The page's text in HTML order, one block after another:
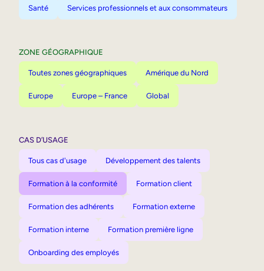
Santé Services professionnels et aux consommateurs
ZONE GÉOGRAPHIQUE
Toutes zones géographiques Amérique du Nord
Europe Europe – France Global
CAS D’USAGE
Tous cas d'usage Développement des talents
Formation à la conformité Formation client
Formation des adhérents Formation externe
Formation interne Formation première ligne
Onboarding des employés